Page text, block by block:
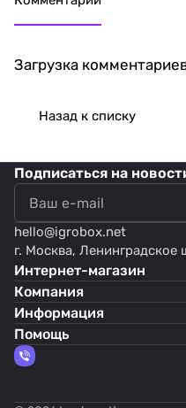
Загрузка
Назад к списку
Подписаться на
hello@igrobox.net
г. Москва, Ленинградское
Интернет-магазин
Компания
Информация
Помощь